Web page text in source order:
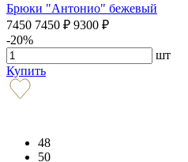
Брюки "Антонио" бежевый
7450 7450 ₽ 9300 ₽
-20%
шт
Купить
48
50